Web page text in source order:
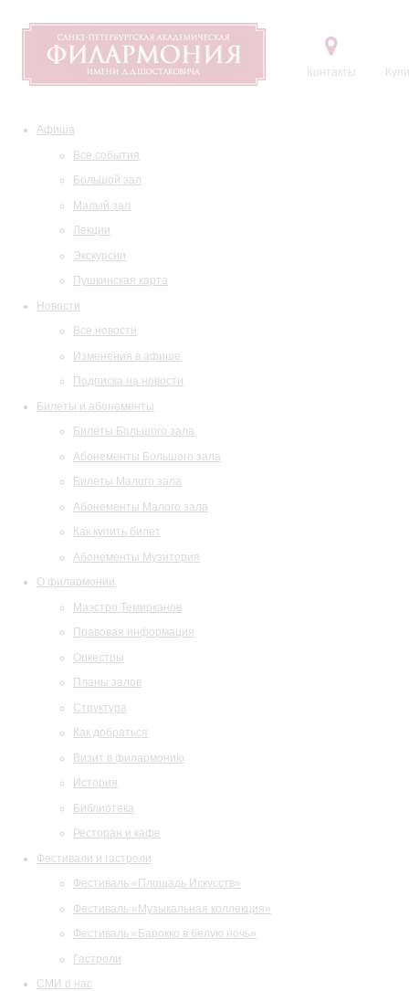
Контакты
Афиша
Все события
Большой зал
Малый зал
Лекции
Экскурсии
Пушкинская карта
Новости
Все новости
Изменения в афише
Подписка на новости
Билеты и абонементы
Билеты Большого зала
Абонементы Большого зала
Билеты Малого зала
Абонементы Малого зала
Как купить билет
Абонементы Музитория
О филармонии
Маэстро Темирканов
Правовая информация
Оркестры
Планы залов
Структура
Как добраться
Визит в филармонию
История
Библиотека
Ресторан и кафе
Фестивали и гастроли
Фестиваль «Площадь Искусств»
Фестиваль «Музыкальная коллекция»
Фестиваль «Барокко в белую ночь»
Гастроли
СМИ о нас